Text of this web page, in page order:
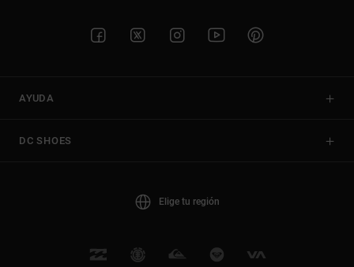
AYUDA
DC SHOES
Elige tu región